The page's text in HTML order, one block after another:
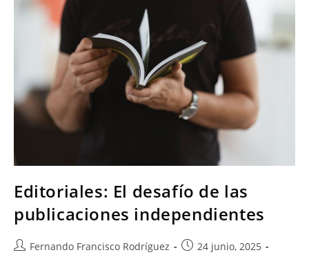
Editoriales: El desafío de las
publicaciones independientes
Fernando Francisco Rodríguez
24 junio, 2025